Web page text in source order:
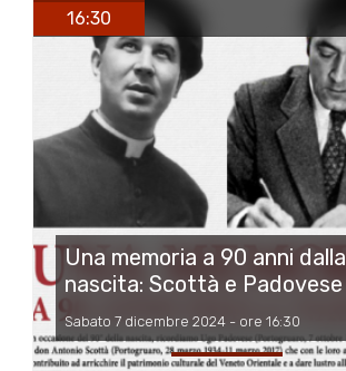
16:30
Una memoria a 90 anni dalla
nascita: Scottà e Padovese
Sabato 7 dicembre 2024 - ore 16:30